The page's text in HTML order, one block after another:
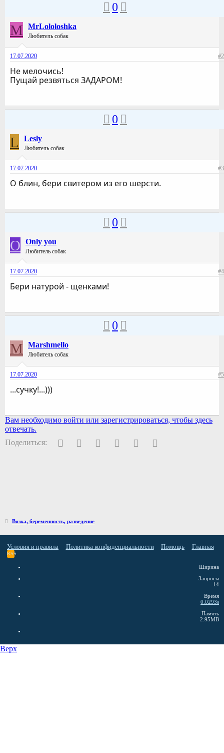
0
M MrLololoshka
Любитель собак
17.07.2020 #2
Не мелочись!
Пущай резвяться ЗАДАРОМ!
0
L Lesly
Любитель собак
17.07.2020 #3
О блин, бери свитером из его шерсти.
0
O Only you
Любитель собак
17.07.2020 #4
Бери натурой - щенками!
0
M Marshmello
Любитель собак
17.07.2020 #5
...сучку!...)))
Вам необходимо войти или зарегистрироваться, чтобы здесь
отвечать.
Поделиться:
FacebookTwitter PinterestWhatsAppЭлектронная почта
Вязка, беременность, разведение
Условия и правила Политика конфиденциальности Помощь Главная
RSS
Ширина
Запросы
14
Время
0.0293s
Память
2.95MB
Верх